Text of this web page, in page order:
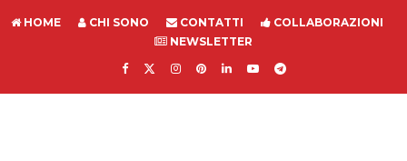
HOME CHI SONO CONTATTI
COLLABORAZIONI
NEWSLETTER